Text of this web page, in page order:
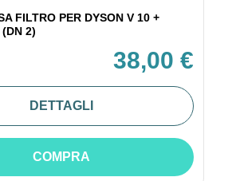
FILTRO PER DYSON V 10 +
2)
38,00 €
DETTAGLI
COMPRA